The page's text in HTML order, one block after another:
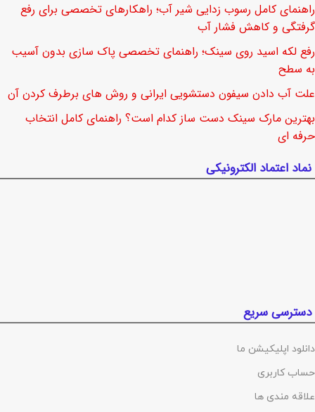
راهنمای کامل رسوب زدایی شیر آب؛ راهکارهای تخصصی برای رفع
گرفتگی و کاهش فشار آب
رفع لکه اسید روی سینک؛ راهنمای تخصصی پاک سازی بدون آسیب
به سطح
علت آب دادن سیفون دستشویی ایرانی و روش های برطرف کردن آن
بهترین مارک سینک دست ساز کدام است؟ راهنمای کامل انتخاب
حرفه ای
نماد اعتماد الکترونیکی
دسترسی سریع
دانلود اپلیکیشن ما
حساب کاربری
علاقه مندی ها